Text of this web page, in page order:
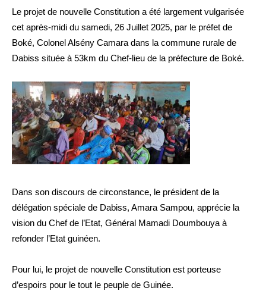
Le projet de nouvelle Constitution a été largement vulgarisée
cet après-midi du samedi, 26 Juillet 2025, par le préfet de
Boké, Colonel Alsény Camara dans la commune rurale de
Dabiss située à 53km du Chef-lieu de la préfecture de Boké.
Dans son discours de circonstance, le président de la
délégation spéciale de Dabiss, Amara Sampou, apprécie la
vision du Chef de l’Etat, Général Mamadi Doumbouya à
refonder l’Etat guinéen.
Pour lui, le projet de nouvelle Constitution est porteuse
d’espoirs pour le tout le peuple de Guinée.